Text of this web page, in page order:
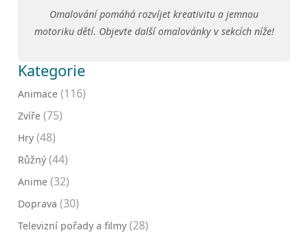
Omalování pomáhá rozvíjet kreativitu a jemnou
motoriku dětí. Objevte další omalovánky v sekcích níže!
Kategorie
Animace (116)
Zvíře (75)
Hry (48)
Růžný (44)
Anime (32)
Doprava (30)
Televizní pořady a filmy (28)